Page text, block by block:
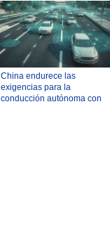
China endurece las
exigencias para la
conducción autónoma con